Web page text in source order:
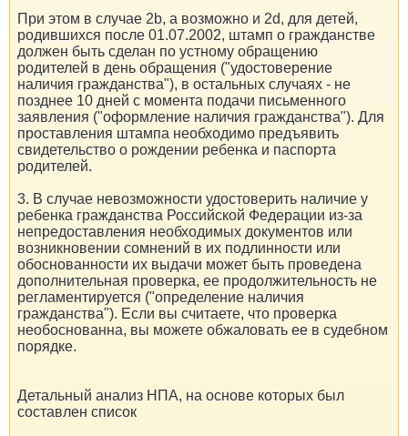
При этом в случае 2b, а возможно и 2d, для детей,
родившихся после 01.07.2002, штамп о гражданстве
должен быть сделан по устному обращению
родителей в день обращения ("удостоверение
наличия гражданства"), в остальных случаях - не
позднее 10 дней с момента подачи письменного
заявления ("оформление наличия гражданства"). Для
проставления штампа необходимо предъявить
свидетельство о рождении ребенка и паспорта
родителей.
3. В случае невозможности удостоверить наличие у
ребенка гражданства Российской Федерации из-за
непредоставления необходимых документов или
возникновении сомнений в их подлинности или
обоснованности их выдачи может быть проведена
дополнительная проверка, ее продолжительность не
регламентируется ("определение наличия
гражданства"). Если вы считаете, что проверка
необоснованна, вы можете обжаловать ее в судебном
порядке.
Детальный анализ НПА, на основе которых был
составлен список